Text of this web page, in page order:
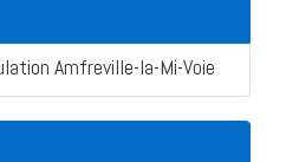
Amfreville-la-Mi-Voie